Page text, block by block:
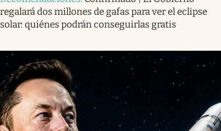
regalará dos millones de gafas para ver el eclipse
solar: quiénes podrán conseguirlas gratis